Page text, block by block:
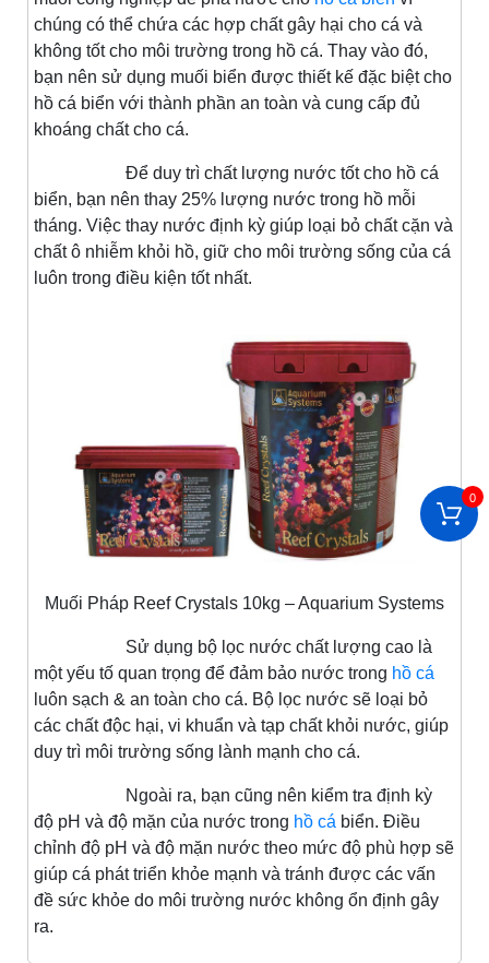
chúng có thể chứa các hợp chất gây hại cho cá và
không tốt cho môi trường trong hồ cá. Thay vào đó,
bạn nên sử dụng muối biển được thiết kế đặc biệt cho
hồ cá biển với thành phần an toàn và cung cấp đủ
khoáng chất cho cá.
Để duy trì chất lượng nước tốt cho hồ cá
biển, bạn nên thay 25% lượng nước trong hồ mỗi
tháng. Việc thay nước định kỳ giúp loại bỏ chất cặn và
chất ô nhiễm khỏi hồ, giữ cho môi trường sống của cá
luôn trong điều kiện tốt nhất.
Muối Pháp Reef Crystals 10kg – Aquarium Systems
Sử dụng bộ lọc nước chất lượng cao là
một yếu tố quan trọng để đảm bảo nước trong hồ cá
luôn sạch & an toàn cho cá. Bộ lọc nước sẽ loại bỏ
các chất độc hại, vi khuẩn và tạp chất khỏi nước, giúp
duy trì môi trường sống lành mạnh cho cá.
Ngoài ra, bạn cũng nên kiểm tra định kỳ
độ pH và độ mặn của nước trong hồ cá biển. Điều
chỉnh độ pH và độ mặn nước theo mức độ phù hợp sẽ
giúp cá phát triển khỏe mạnh và tránh được các vấn
đề sức khỏe do môi trường nước không ổn định gây
ra.
0